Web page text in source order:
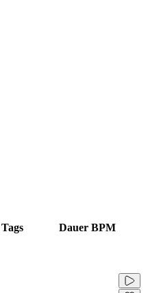
Tags Dauer BPM